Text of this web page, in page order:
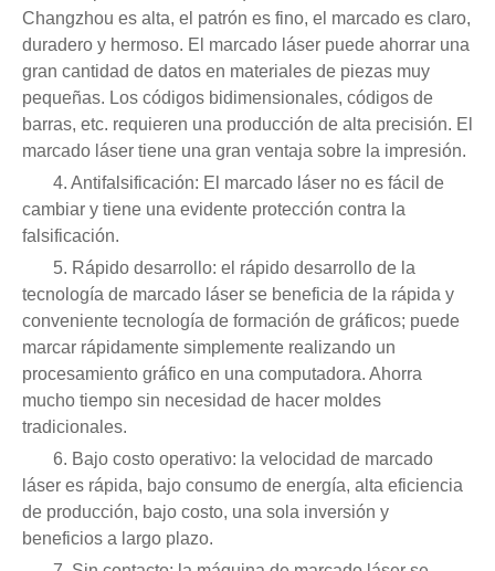
Changzhou es alta, el patrón es fino, el marcado es claro,
duradero y hermoso. El marcado láser puede ahorrar una
gran cantidad de datos en materiales de piezas muy
pequeñas. Los códigos bidimensionales, códigos de
barras, etc. requieren una producción de alta precisión. El
marcado láser tiene una gran ventaja sobre la impresión.
4. Antifalsificación: El marcado láser no es fácil de
cambiar y tiene una evidente protección contra la
falsificación.
5. Rápido desarrollo: el rápido desarrollo de la
tecnología de marcado láser se beneficia de la rápida y
conveniente tecnología de formación de gráficos; puede
marcar rápidamente simplemente realizando un
procesamiento gráfico en una computadora. Ahorra
mucho tiempo sin necesidad de hacer moldes
tradicionales.
6. Bajo costo operativo: la velocidad de marcado
láser es rápida, bajo consumo de energía, alta eficiencia
de producción, bajo costo, una sola inversión y
beneficios a largo plazo.